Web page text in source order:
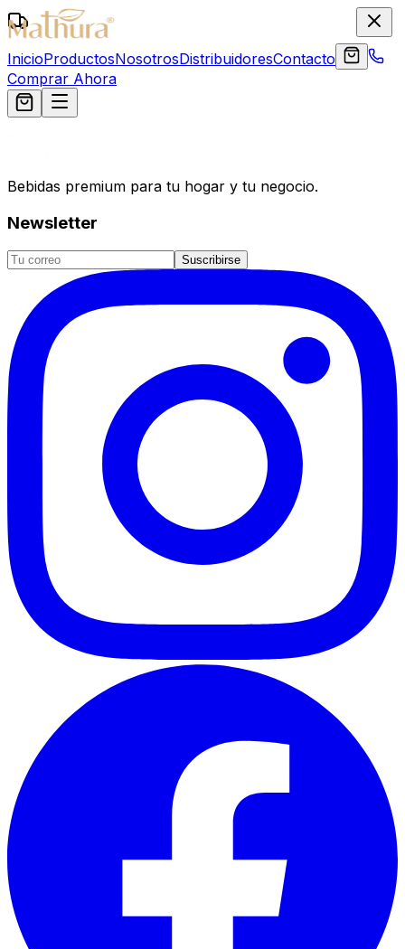
InicioProductosNosotrosDistribuidoresContacto
Comprar Ahora
Bebidas premium para tu hogar y tu negocio.
Newsletter
Suscribirse